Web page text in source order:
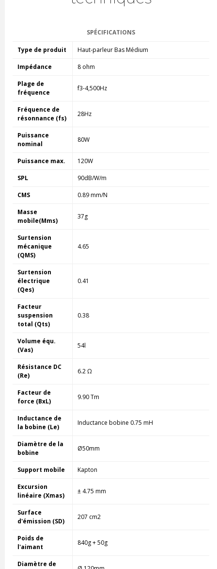
SPÉCIFICATIONS
Type de produit Haut-parleur Bas Médium
Impédance 8 ohm
Plage de
fréquence
f3-4,500Hz
Fréquence de
résonnance (fs)
28Hz
Puissance
nominal
80W
Puissance max. 120W
SPL 90dB/W/m
CMS 0.89 mm/N
Masse
mobile(Mms)
37g
Surtension
mécanique
(QMS)
4.65
Surtension
électrique
(Qes)
0.41
Facteur
suspension
total (Qts)
0.38
Volume équ.
(Vas)
54l
Résistance DC
(Re)
6.2 Ω
Facteur de
force (BxL)
9.90 Tm
Inductance de
la bobine (Le)
Inductance bobine 0.75 mH
Diamètre de la
bobine
Ø50mm
Support mobile Kapton
Excursion
linéaire (Xmas)
± 4.75 mm
Surface
d'émission (SD)
207 cm2
Poids de
l'aimant
840g + 50g
Diamètre de